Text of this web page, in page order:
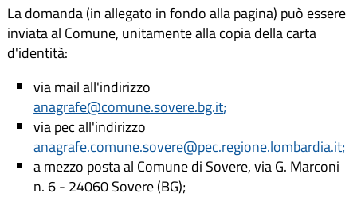
La domanda (in allegato in fondo alla pagina) può essere
inviata al Comune, unitamente alla copia della carta
d'identità:
via mail all'indirizzo
anagrafe@comune.sovere.bg.it;
via pec all'indirizzo
anagrafe.comune.sovere@pec.regione.lombardia.it;
a mezzo posta al Comune di Sovere, via G. Marconi
n. 6 - 24060 Sovere (BG);